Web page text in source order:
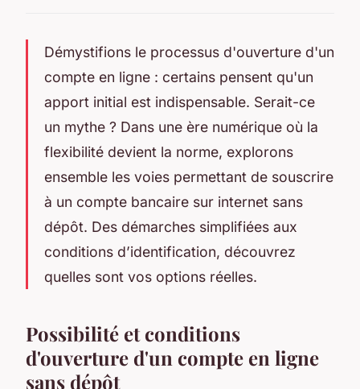
Démystifions le processus d'ouverture d'un
compte en ligne : certains pensent qu'un
apport initial est indispensable. Serait-ce
un mythe ? Dans une ère numérique où la
flexibilité devient la norme, explorons
ensemble les voies permettant de souscrire
à un compte bancaire sur internet sans
dépôt. Des démarches simplifiées aux
conditions d’identification, découvrez
quelles sont vos options réelles.
Possibilité et conditions
d'ouverture d'un compte en ligne
sans dépôt